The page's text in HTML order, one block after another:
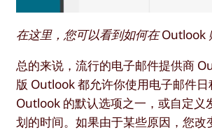
在这里，您可以看到如何在 Outlook
总的来说，流行的电子邮件提供商
版 Outlook 都允许你使用电子邮件
Outlook 的默认选项之一，或自定义
划的时间。如果由于某些原因，您